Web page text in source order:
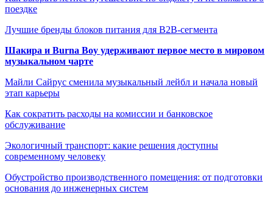
поездке
Лучшие бренды блоков питания для B2B-сегмента
Шакира и Burna Boy удерживают первое место в мировом
музыкальном чарте
Майли Сайрус сменила музыкальный лейбл и начала новый
этап карьеры
Как сократить расходы на комиссии и банковское
обслуживание
Экологичный транспорт: какие решения доступны
современному человеку
Обустройство производственного помещения: от подготовки
основания до инженерных систем